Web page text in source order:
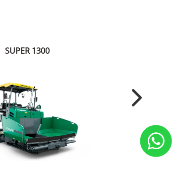
SUPER 1300
Next